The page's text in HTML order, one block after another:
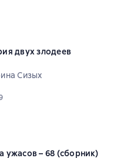
двух злодеев
Сизых
рейтинг 4,7 на основе 39 оценок
ужасов – 68 (сборник)